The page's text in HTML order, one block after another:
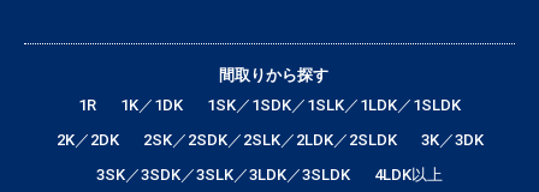
間取りから探す
1R
1K／1DK
1SK／1SDK／1SLK／1LDK／1SLDK
2K／2DK
2SK／2SDK／2SLK／2LDK／2SLDK
3K／3DK
3SK／3SDK／3SLK／3LDK／3SLDK
4LDK以上